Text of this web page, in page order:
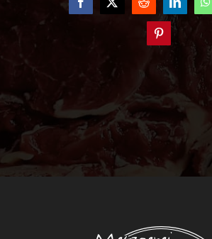
Facebook
X RedditLinkedIn
Pinterest